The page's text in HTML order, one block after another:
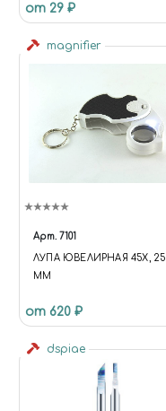
от 29 ₽
magnifier
Арт. 7101
ЛУПА ЮВЕЛИРНАЯ 45Х, 25
ММ
от 620 ₽
dspiae